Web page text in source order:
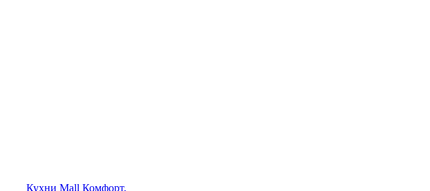
Кухни Mall Комфорт,